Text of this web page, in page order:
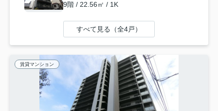
9階 / 22.56㎡ / 1K
すべて見る（全4戸）
賃貸マンション